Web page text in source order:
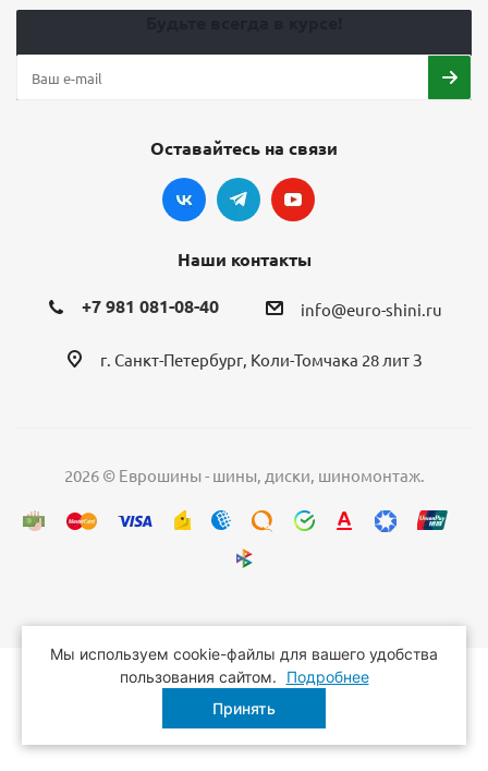
Оставайтесь на связи
Наши контакты
+7 981 081-08-40 info@euro-shini.ru
г. Санкт-Петербург, Коли-Томчака 28 лит З
2026 © Еврошины - шины, диски, шиномонтаж.
Мы используем cookie-файлы для вашего удобства
пользования сайтом.
Подробнее
Принять